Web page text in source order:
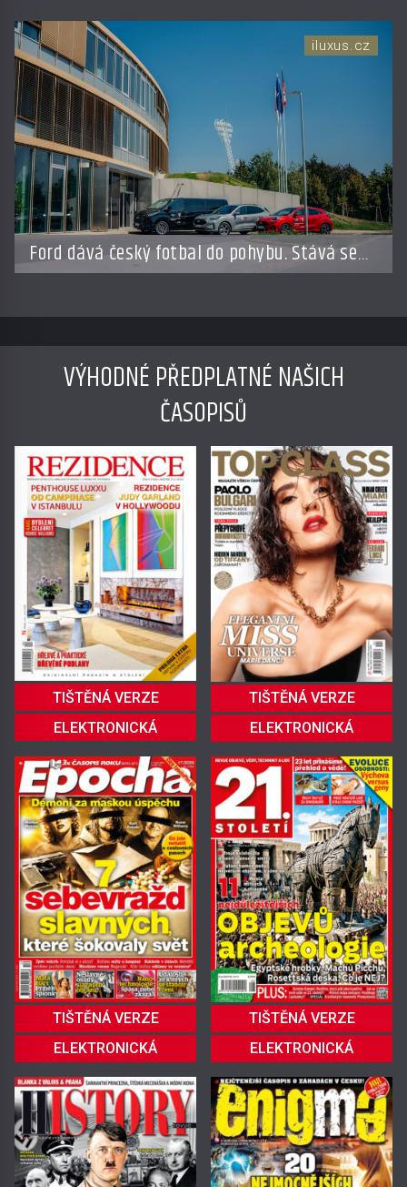
Ford dává český fotbal do pohybu. Stává se
novým partnerem FAČR
iluxus.cz
VÝHODNÉ PŘEDPLATNÉ NAŠICH
ČASOPISŮ
TIŠTĚNÁ VERZE
ELEKTRONICKÁ
TIŠTĚNÁ VERZE
ELEKTRONICKÁ
TIŠTĚNÁ VERZE
ELEKTRONICKÁ
TIŠTĚNÁ VERZE
ELEKTRONICKÁ